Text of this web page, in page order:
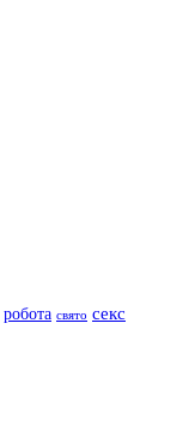
робота свято секс